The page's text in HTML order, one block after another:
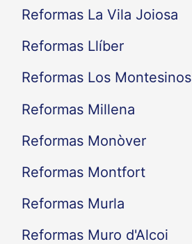
Reformas La Vila Joiosa
Reformas Llíber
Reformas Los Montesinos
Reformas Millena
Reformas Monòver
Reformas Montfort
Reformas Murla
Reformas Muro d'Alcoi